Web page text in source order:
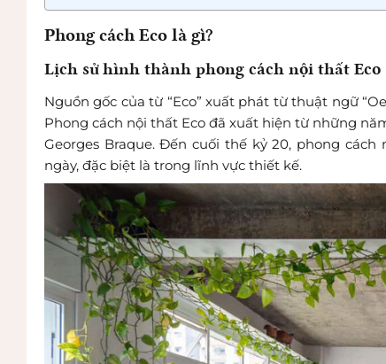
Phong cách Eco là gì?
Lịch sử hình thành phong cách nội thất Eco
Nguồn gốc của từ “Eco” xuất phát từ thuật ngữ
Phong cách nội thất Eco đã xuất hiện từ những
Georges Braque. Đến cuối thế kỷ 20, phong
ngày, đặc biệt là trong lĩnh vực thiết kế.